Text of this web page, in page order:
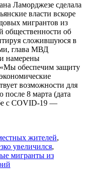
Ламорджезе сделала
власти вскоре
мигрантов из
об
сложившуюся в
глава МВД
намерены
обеспечим защиту
возможности для
8 марта (дата
с COVID-19 —
жителей,
увеличился,
мигранты из